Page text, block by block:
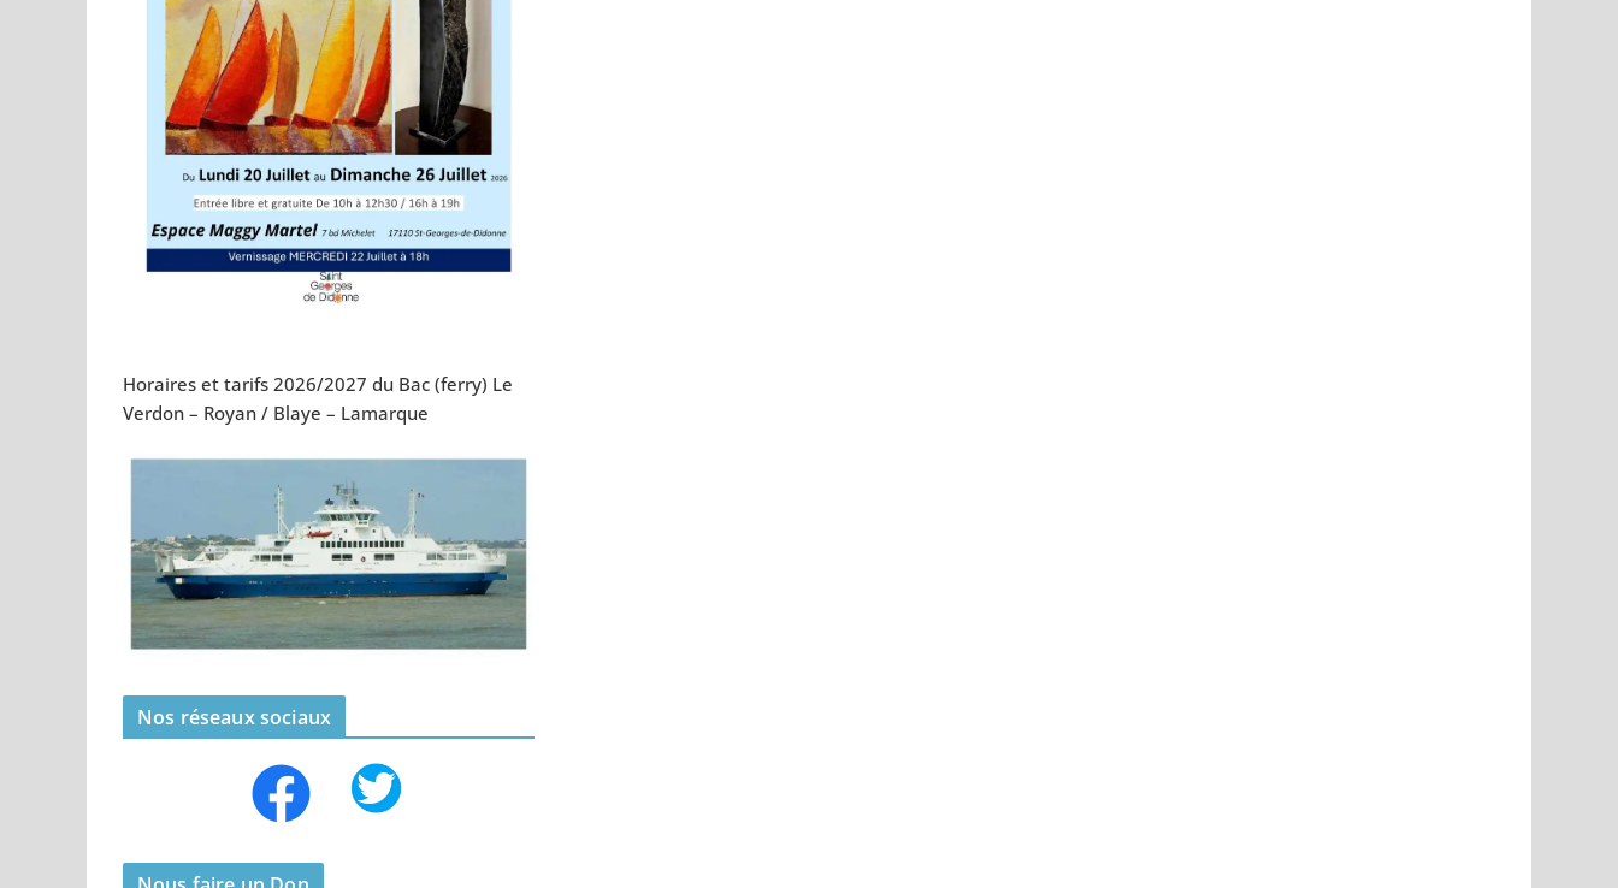
Horaires et tarifs 2026/2027 du Bac (ferry) Le
Verdon – Royan / Blaye – Lamarque
Nos réseaux sociaux